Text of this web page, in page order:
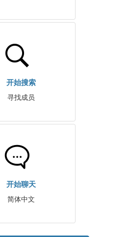
开始搜索
寻找成员
开始聊天
简体中文